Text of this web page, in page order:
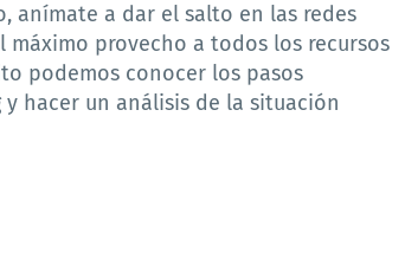
anímate a dar el salto en las redes
provecho a todos los recursos
podemos conocer los pasos
hacer un análisis de la situación